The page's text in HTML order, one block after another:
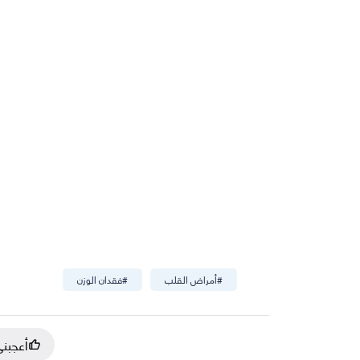
#فقدان الوزن #أمراض القلب